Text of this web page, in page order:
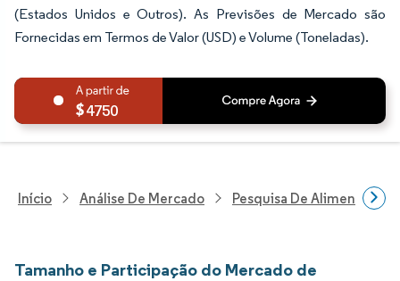
(Estados Unidos e Outros). As Previsões de Mercado são
Fornecidas em Termos de Valor (USD) e Volume (Toneladas).
4750
Início Análise De Mercado Pesquisa De Alimentos E
Tamanho e Participação do Mercado de